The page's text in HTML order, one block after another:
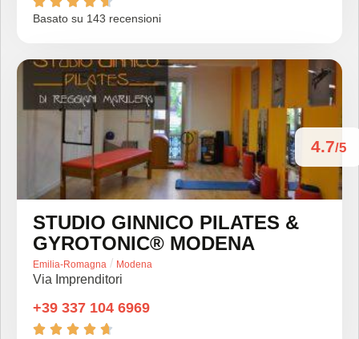
Basato su 143 recensioni
4.7/5
STUDIO GINNICO PILATES &
GYROTONIC® MODENA
Emilia-Romagna / Modena
Via Imprenditori
+39 337 104 6969
    